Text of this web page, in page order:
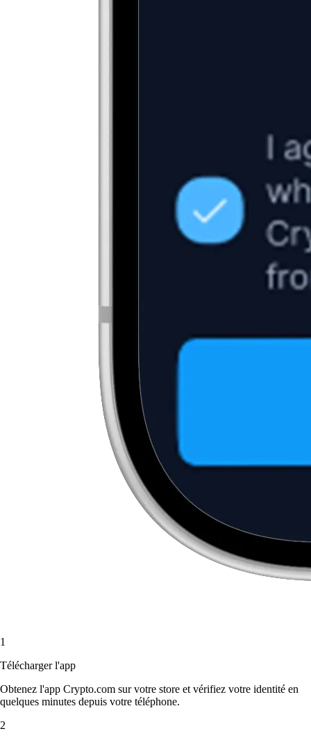
1
Télécharger l'app
Obtenez l'app Crypto.com sur votre store et vérifiez votre identité en
quelques minutes depuis votre téléphone.
2